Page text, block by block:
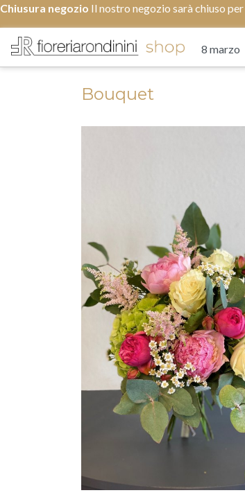
Chiusura negozio Il nostro negozio sarà chiuso
8 marzo
Bouquet